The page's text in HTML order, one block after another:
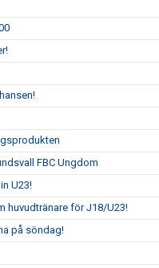
FBC Ungdom
U23!
huvudtränare för J18/U23!
på söndag!